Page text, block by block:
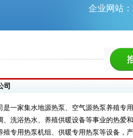
企业网站：
司
是一家集水地源热泵、空气源热泵养殖专
、洗浴热水、养殖供暖设备等事业的热爱
殖专用热泵机组、供暖专用热泵等设备